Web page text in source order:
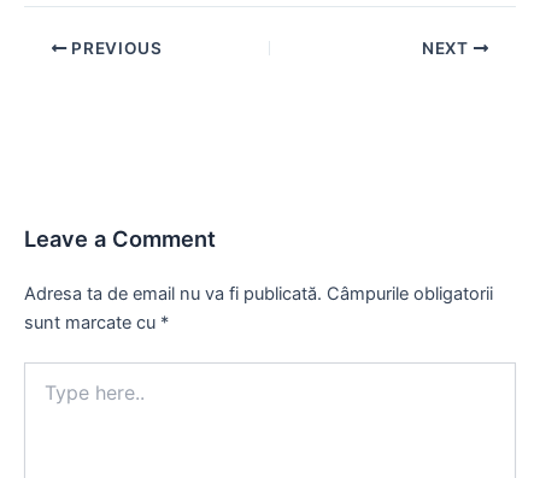
Post PREVIOUS NEXT
Leave a Comment
Adresa ta de email nu va fi publicată. Câmpurile obligatorii
sunt marcate cu *
here..